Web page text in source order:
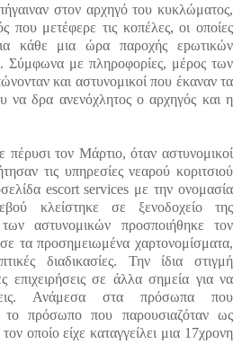
στον αρχηγό του κυκλώματος,
που μετέφερε τις κοπέλες, οι οποίες
κάθε μια ώρα παροχής εpωτικών
Σύμφωνα με πληροφορίες, μέρος των
και αστυνομικοί που έκαναν τα
να δρα ανενόχλητος ο αρχηγός και η
τον Μάρτιο, όταν αστυνομικοί
τις υπηρεσίες νεαρού κοριτσιού
escort services με την ονομασία
κλείστηκε σε ξενοδοχείο της
αστυνομικών προσποιήθηκε τον
τα προσημειωμένα χαρτονομίσματα,
διαδικασίες. Την ίδια στιγμή
επιχειρήσεις σε άλλα σημεία για να
Ανάμεσα στα πρόσωπα που
το πρόσωπο που παρουσιαζόταν ως
οποίο είχε καταγγείλει μια 17χρονη